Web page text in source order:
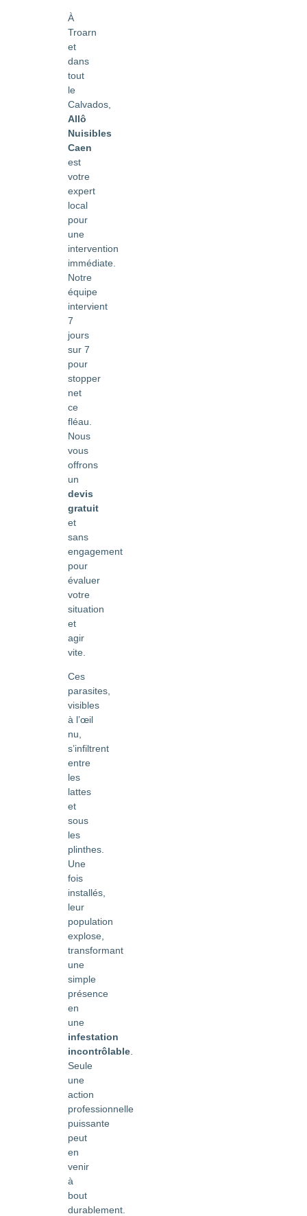
À
Troarn
et
dans
tout
le
Calvados,
Allô
Nuisibles
Caen
est
votre
expert
local
pour
une
intervention
immédiate.
Notre
équipe
intervient
7
jours
sur 7
pour
stopper
net
ce
fléau.
Nous
vous
offrons
un
devis
gratuit
et
sans
engagement
pour
évaluer
votre
situation
et
agir
vite.
Ces
parasites,
visibles
à l’œil
nu,
s’infiltrent
entre
les
lattes
et
sous
les
plinthes.
Une
fois
installés,
leur
population
explose,
transformant
une
simple
présence
en
une
infestation
incontrôlable
Seule
une
action
professionnelle
puissante
peut
en
venir
à
bout
durablement.